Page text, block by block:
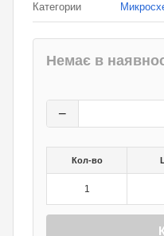
Категории
Немає в
−
Кол-во
1